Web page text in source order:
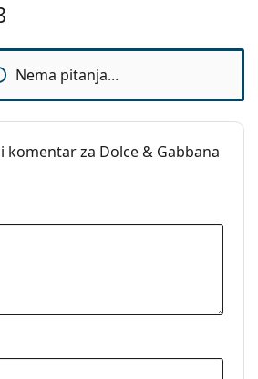
Nema pitanja...
komentar za Dolce & Gabbana